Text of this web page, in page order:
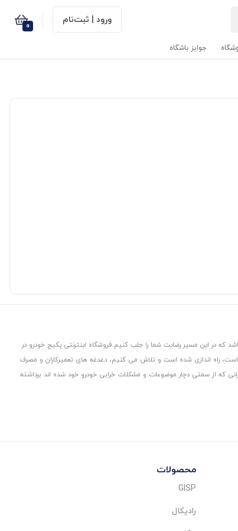
ورود | ثبت‌نام 0
جوایز باشگاه
که در این مسیر رضایت شما را جلب کنیم.فروشگاه اینترنتی پکیج خودرو در
راه اندازی شده است و تلاش می کنیم، دغدغه های تعمیرکاران و مصرف
که از سمتی دچار موضوعات و مشکلات خرابی خودرو خود شده اند برداشته
محصولات
GISP
رادیکال